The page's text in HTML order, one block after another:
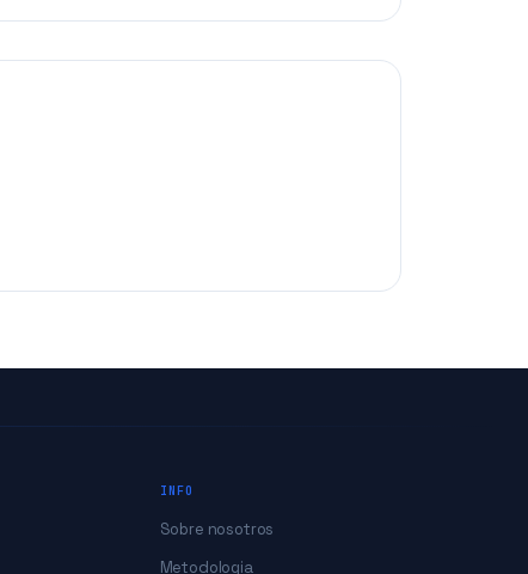
INFO
Sobre nosotros
Metodologia